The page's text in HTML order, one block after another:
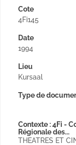
Cote
4Fi145
Date
1994
Lieu
Kursaal
Type de
Contexte : 4Fi -
Régionale des...
THEATRES ET